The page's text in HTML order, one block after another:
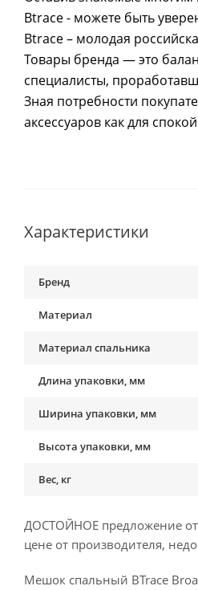
Btrace - можете быть
Btrace – молодая
Товары бренда — это
специалисты,
Зная потребности
аксессуаров как для
Характеристики
Бренд
Материал
Материал спальника
Длина упаковки, мм
Ширина упаковки, мм
Высота упаковки, мм
Вес, кг
ДОСТОЙНОЕ предложение
цене от производителя,
Мешок спальный BTrace